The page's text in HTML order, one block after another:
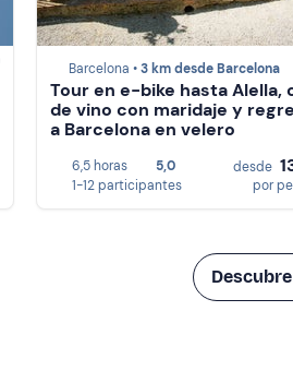
Barcelona •3 km desde Barcelona
Tour en e-bike hasta Alella,
de vino con maridaje y
a Barcelona en velero
6,5 horas
5,0
1-12 participantes
desde
por